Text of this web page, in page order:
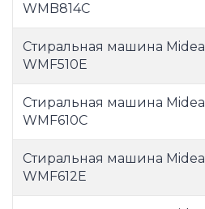
WMB814C
Стиральная машина Midea
WMF510E
Стиральная машина Midea
WMF610C
Стиральная машина Midea
WMF612E